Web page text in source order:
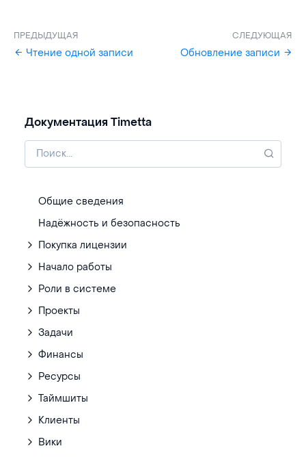
Документация Timetta
Общие сведения
Надёжность и безопасность
Покупка лицензии
Начало работы
Роли в системе
Проекты
Задачи
Финансы
Ресурсы
Таймшиты
Клиенты
Вики
ПРЕДЫДУЩАЯ
Чтение одной записи
СЛЕДУЮЩАЯ
Обновление записи